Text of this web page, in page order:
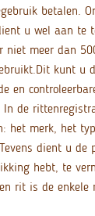
betalen.
u wel aan te
niet meer dan
Dit kunt u
en
de
het merk, het
dient u de
hebt, te
rit is de enkele